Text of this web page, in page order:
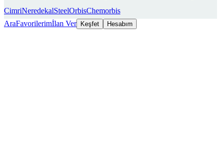
CimriNeredekalSteelOrbisChemorbis
AraFavorilerimİlan Ver Keşfet Hesabım